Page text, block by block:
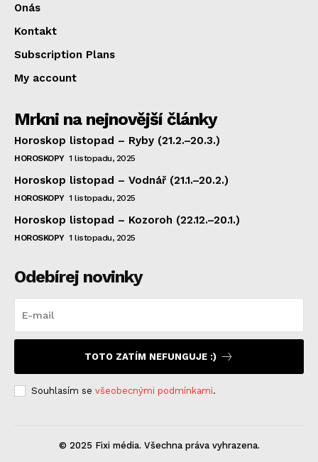
Onás
Kontakt
Subscription Plans
My account
Mrkni na nejnovější články
Horoskop listopad – Ryby (21.2.–20.3.)
HOROSKOPY 1 listopadu, 2025
Horoskop listopad – Vodnář (21.1.–20.2.)
HOROSKOPY 1 listopadu, 2025
Horoskop listopad – Kozoroh (22.12.–20.1.)
HOROSKOPY 1 listopadu, 2025
Odebírej novinky
TOTO ZATÍM NEFUNGUJE :)
Souhlasím se všeobecnými podmínkami.
© 2025 Fixi média. Všechna práva vyhrazena.